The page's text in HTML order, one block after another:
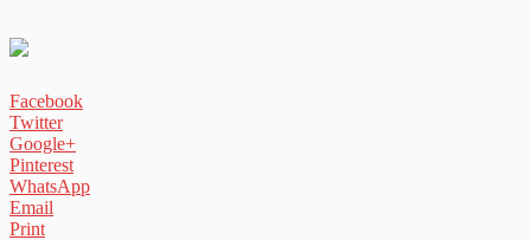
Facebook
Twitter
Google+
Pinterest
WhatsApp
Email
Print